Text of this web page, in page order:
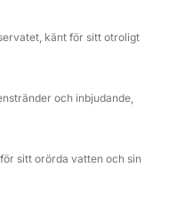
för uppfriskande
mitt bland
till uppfriskande
till
känt för sitt otroligt
och inbjudande,
sitt orörda vatten och sin